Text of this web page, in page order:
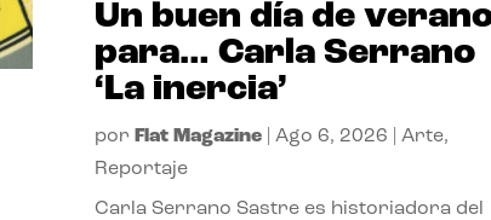
Un buen día de
para… Carla Serrano
‘La inercia’
por Flat Magazine| Ago 6, 2026 Arte,
Reportaje
Carla Serrano Sastre es historiadora del